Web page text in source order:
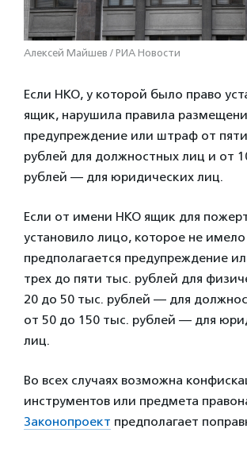
Алексей Майшев / РИА Новости
Если НКО, у которой было право
ящик, нарушила правила
предупреждение или штраф от
рублей для должностных лиц и от
рублей — для юридических лиц.
Если от имени НКО ящик для
установило лицо, которое не имело
предполагается предупреждение
трех до пяти тыс. рублей для
20 до 50 тыс. рублей — для
от 50 до 150 тыс. рублей — для
лиц.
Во всех случаях возможна
инструментов или предмета
Законопроект предполагает